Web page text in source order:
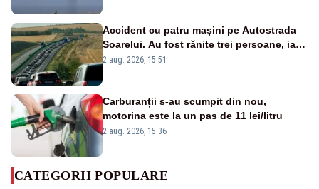
Accident cu patru mașini pe Autostrada
Soarelui. Au fost rănite trei persoane, iar
traficul se desfășoară cu dificultate
2 aug. 2026, 15:51
Carburanții s-au scumpit din nou,
motorina este la un pas de 11 lei/litru
2 aug. 2026, 15:36
CATEGORII POPULARE